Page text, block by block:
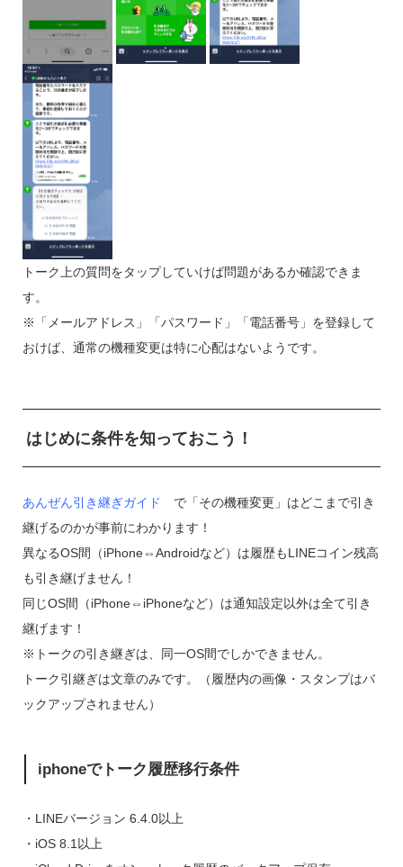
トーク上の質問をタップしていけば問題があるか確認できま
す。
※「メールアドレス」「パスワード」「電話番号」を登録して
おけば、通常の機種変更は特に心配はないようです。
はじめに条件を知っておこう！
あんぜん引き継ぎガイド で「その機種変更」はどこまで引き
継げるのかが事前にわかります！
異なるOS間（iPhone⇔Androidなど）は履歴もLINEコイン残高
も引き継げません！
同じOS間（iPhone⇔iPhoneなど）は通知設定以外は全て引き
継げます！
※トークの引き継ぎは、同一OS間でしかできません。
トーク引継ぎは文章のみです。（履歴内の画像・スタンプはバ
ックアップされません）
iphoneでトーク履歴移行条件
・LINEバージョン 6.4.0以上
・iOS 8.1以上